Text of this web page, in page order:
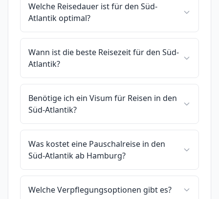
Welche Reisedauer ist für den Süd-
Atlantik optimal?
Wann ist die beste Reisezeit für den Süd-
Atlantik?
Benötige ich ein Visum für Reisen in den
Süd-Atlantik?
Was kostet eine Pauschalreise in den
Süd-Atlantik ab Hamburg?
Welche Verpflegungsoptionen gibt es?